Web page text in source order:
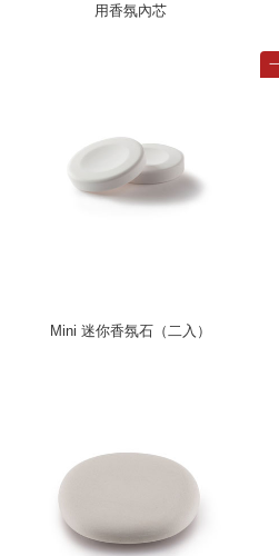
用香氛內芯
Mini 迷你香氛石（二入）